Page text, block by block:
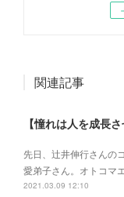
関連記事
【憧れは人を成長
先日、辻井伸行さんの
愛弟子さん。 オトコマ
2021.03.09 12:10